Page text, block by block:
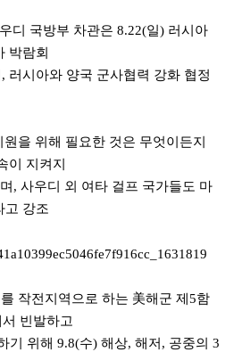
디 국방부 차관은 8.22(일) 러시아
박람회
시아와 양국 군사협력 강화 협정
을 위해 필요한 것은 무엇이든지
이 지켜지
사우디 외 여타 걸프 국가들도 마
고 강조
작전지역으로 하는 美해군 제5함
빈발하고
위해 9.8(수) 해상, 해저, 공중의 3